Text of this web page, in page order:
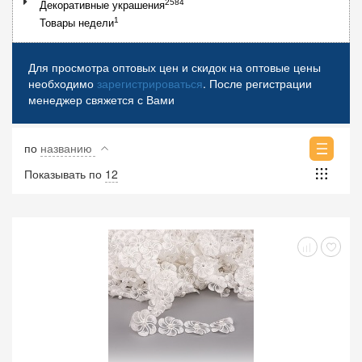
Декоративные украшения2584
Товары недели1
Для просмотра оптовых цен и скидок на оптовые цены
необходимо зарегистрироваться. После регистрации
менеджер свяжется с Вами
по названию
Показывать по 12